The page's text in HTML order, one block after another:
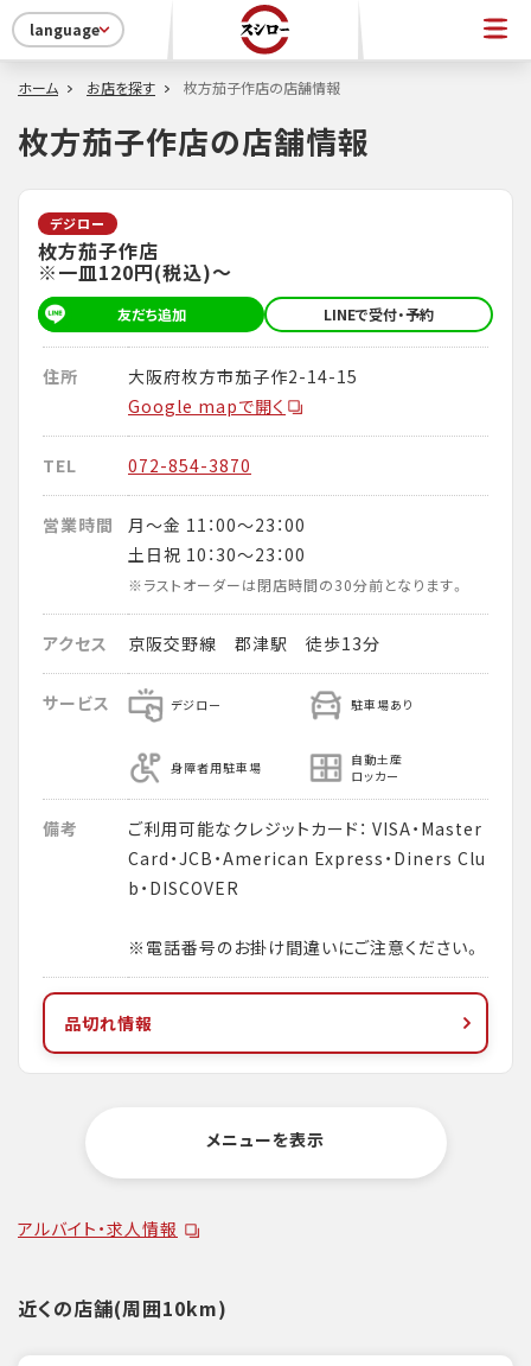
language
ホーム お店を探す 枚方茄子作店の店舗情報
枚方茄子作店の店舗情報
デジロー
枚方茄子作店
※一皿120円(税込)～
友だち追加 LINEで受付・予約
住所
大阪府枚方市茄子作2-14-15
Google mapで開く
TEL 072-854-3870
営業時間
月～金 11：00～23：00
土日祝 10：30～23：00
※ラストオーダーは閉店時間の30分前となります。
アクセス 京阪交野線 郡津駅 徒歩13分
サービス デジロー 駐車場あり
身障者用駐車場
自動土産
ロッカー
備考
ご利用可能なクレジットカード： VISA・Master
Card・JCB・American Express・Diners Clu
b・DISCOVER
※電話番号のお掛け間違いにご注意ください。
品切れ情報
メニューを表示
アルバイト・求人情報
近くの店舗(周囲10km)